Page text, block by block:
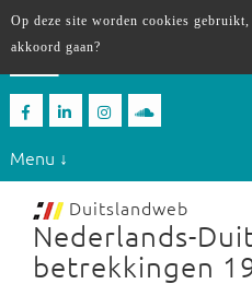
Menu ↓
Duitslandweb
Nederlands-
betrekkingen
Op deze site worden cookies
akkoord gaan?